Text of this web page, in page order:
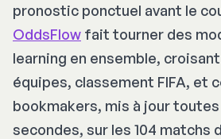
pronostic ponctuel avant le
OddsFlow fait tourner des
learning en ensemble,
équipes, classement FIFA, et
bookmakers, mis à jour toutes
secondes, sur les 104 matchs